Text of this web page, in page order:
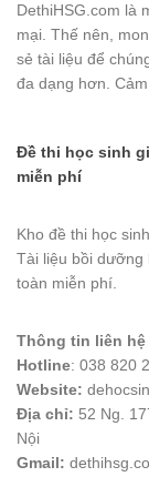
DethiHSG.com là
mại. Thế nên,
sẻ tài liệu để
đa dạng hơn.
Đề thi học sinh
miễn phí
Kho đề thi học
Tài liệu bồi dưỡng
toàn miễn phí.
Thông tin liên hệ
Hotline: 038 820
Website:
Địa chỉ: 52 Ng.
Nội
Gmail: